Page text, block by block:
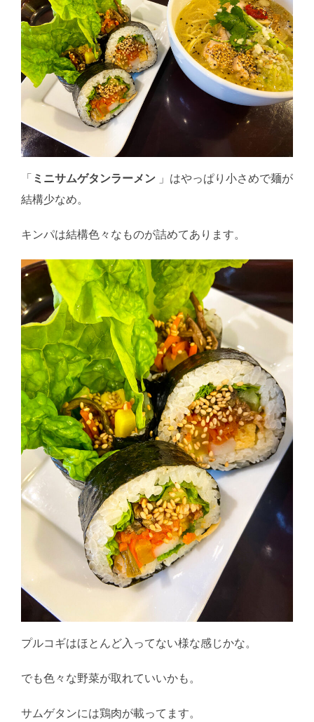
「 ミニサムゲタンラーメン 」はやっぱり小さめで麺が
結構少なめ。
キンパは結構色々なものが詰めてあります。
プルコギはほとんど入ってない様な感じかな。
でも色々な野菜が取れていいかも。
サムゲタンには鶏肉が載ってます。